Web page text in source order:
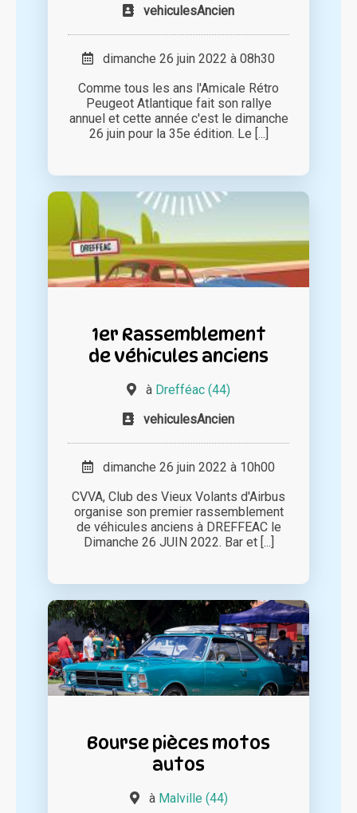
vehiculesAncien
dimanche 26 juin 2022 à 08h30
Comme tous les ans l'Amicale Rétro
Peugeot Atlantique fait son rallye
annuel et cette année c'est le dimanche
26 juin pour la 35e édition. Le [...]
1er Rassemblement
de véhicules anciens
à Drefféac (44)
vehiculesAncien
dimanche 26 juin 2022 à 10h00
CVVA, Club des Vieux Volants d'Airbus
organise son premier rassemblement
de véhicules anciens à DREFFEAC le
Dimanche 26 JUIN 2022. Bar et [...]
Bourse pièces motos
autos
à Malville (44)